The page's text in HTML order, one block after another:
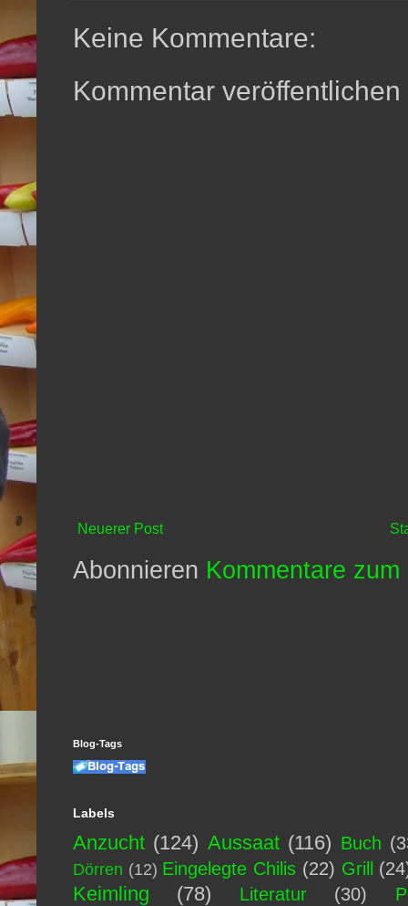
Keine Kommentare:
Kommentar veröffentlichen
Neuerer Post
Abonnieren Kommentare
Blog-Tags
Labels
Anzucht (124) Aussaat (116) Buch
Dörren (12) Eingelegte Chilis (22) Grill
Keimling (78) Literatur (30)